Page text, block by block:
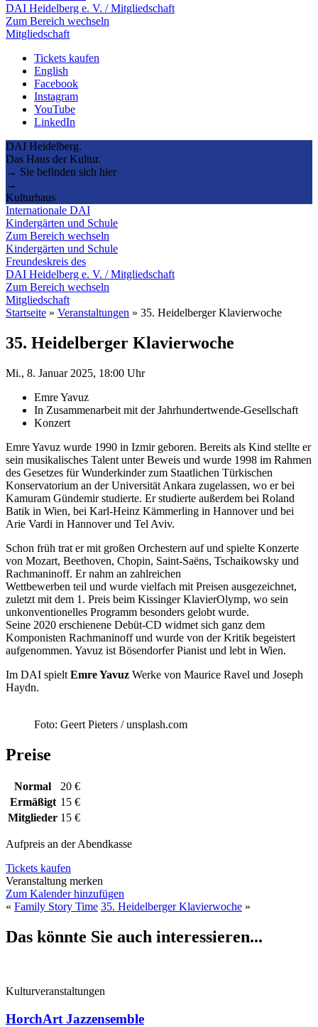
DAI Heidelberg e. V. / Mitgliedschaft
Zum Bereich wechseln
Mitgliedschaft
Tickets kaufen
English
Facebook
Instagram
YouTube
LinkedIn
DAI Heidelberg.
Das Haus der Kultur.
→ Sie befinden sich hier
→
Kulturhaus
Internationale DAI
Kindergärten und Schule
Zum Bereich wechseln
Kindergärten und Schule
Freundeskreis des
DAI Heidelberg e. V. / Mitgliedschaft
Zum Bereich wechseln
Mitgliedschaft
Startseite » Veranstaltungen » 35. Heidelberger Klavierwoche
35. Heidelberger Klavierwoche
Mi., 8. Januar 2025, 18:00 Uhr
Emre Yavuz
In Zusammenarbeit mit der Jahrhundertwende-Gesellschaft
Konzert
Emre Yavuz wurde 1990 in Izmir geboren. Bereits als Kind stellte er
sein musikalisches Talent unter Beweis und wurde 1998 im Rahmen
des Gesetzes für Wunderkinder zum Staatlichen Türkischen
Konservatorium an der Universität Ankara zugelassen, wo er bei
Kamuram Gündemir studierte. Er studierte außerdem bei Roland
Batik in Wien, bei Karl-Heinz Kämmerling in Hannover und bei
Arie Vardi in Hannover und Tel Aviv.
Schon früh trat er mit großen Orchestern auf und spielte Konzerte
von Mozart, Beethoven, Chopin, Saint-Saëns, Tschaikowsky und
Rachmaninoff. Er nahm an zahlreichen
Wettbewerben teil und wurde vielfach mit Preisen ausgezeichnet,
zuletzt mit dem 1. Preis beim Kissinger KlavierOlymp, wo sein
unkonventionelles Programm besonders gelobt wurde.
Seine 2020 erschienene Debüt-CD widmet sich ganz dem
Komponisten Rachmaninoff und wurde von der Kritik begeistert
aufgenommen. Yavuz ist Bösendorfer Pianist und lebt in Wien.
Im DAI spielt Emre Yavuz Werke von Maurice Ravel und Joseph
Haydn.
Foto: Geert Pieters / unsplash.com
Preise
Normal
20 €
Ermäßigt 15 €
Mitglieder 15 €
Aufpreis an der Abendkasse
Tickets kaufen
Veranstaltung merken
Zum Kalender hinzufügen
« Family Story Time 35. Heidelberger Klavierwoche »
Das könnte Sie auch interessieren...
Kulturveranstaltungen
HorchArt Jazzensemble